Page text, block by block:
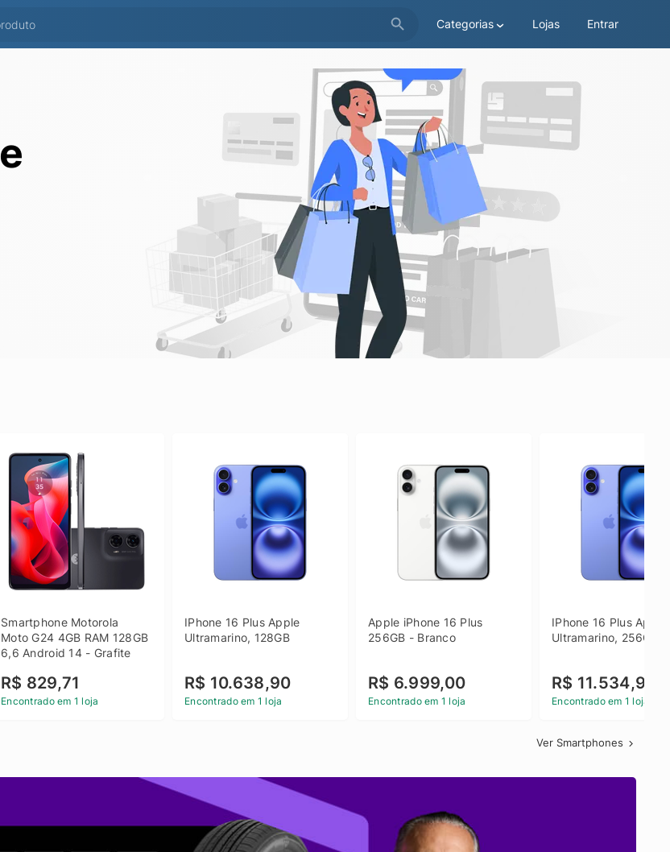
Categorias Lojas Entrar
e
Smartphone Motorola
Moto G24 4GB RAM 128GB
6,6 Android 14 - Grafite
R$ 829,71
Encontrado em 1 loja
IPhone 16 Plus Apple
Ultramarino, 128GB
R$ 10.638,90
Encontrado em 1 loja
Apple iPhone 16 Plus
256GB - Branco
R$ 6.999,00
Encontrado em 1 loja
IPhone 16 Plus Apple
Ultramarino, 256GB
R$ 11.534,90
Encontrado em 1 loja
Ver Smartphones